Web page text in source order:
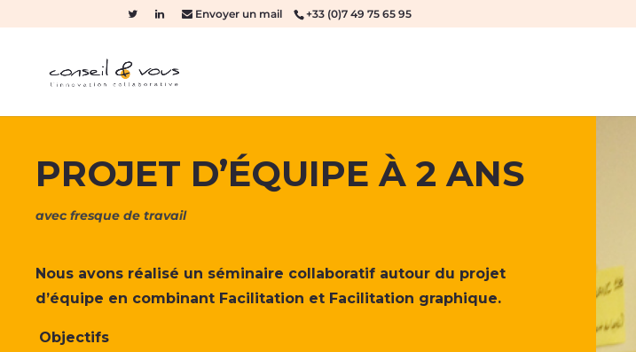
Envoyer un mail +33 (0)7 49 75 65 95
PROJET D’ÉQUIPE À 2 ANS
avec fresque de travail
Nous avons réalisé un séminaire collaboratif autour du projet
d’équipe en combinant Facilitation et Facilitation graphique.
Objectifs